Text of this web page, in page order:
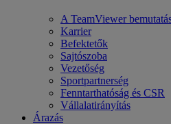
A TeamViewer
Karrier
Befektetők
Sajtószoba
Vezetőség
Sportpartnerség
Fenntarthatóság és CSR
Vállalatirányítás
Árazás